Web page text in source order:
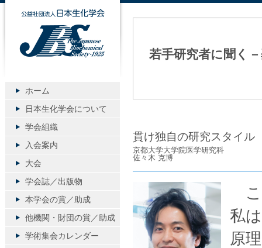
若手研究者に聞く
貫け独自の研究スタイル
京都大学大学院医学研究科
佐々木 克博
こ
私
原
公益社団法人日本生化学会
ホーム
日本生化学会について
学会組織
入会案内
大会
学会誌／出版物
本学会の賞／助成
他機関・財団の賞／助成
学術集会カレンダー